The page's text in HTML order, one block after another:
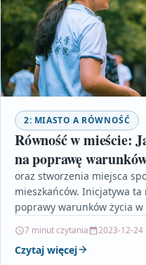
2: MIASTO A RÓWNOŚĆ
Równość w mieście:
na poprawę
oraz stworzenia miejsca
mieszkańców. Inicjatywa ta
poprawy warunków życia
7 minut czytania 2023-12-24
Czytaj więcej